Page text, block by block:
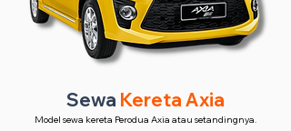
Sewa Kereta Axia
Model sewa kereta Perodua Axia atau setandingnya.